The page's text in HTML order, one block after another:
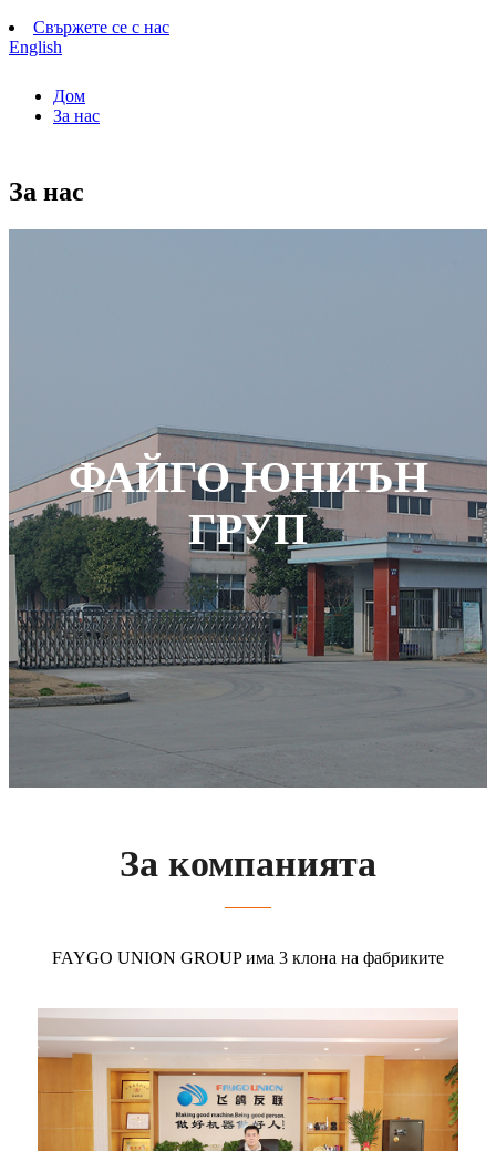
Свържете се с нас
English
Дом
За нас
За нас
ФАЙГО ЮНИЪН
ГРУП
За компанията
FAYGO UNION GROUP има 3 клона на фабриките